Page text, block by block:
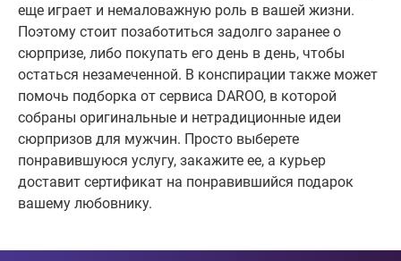
еще играет и немаловажную роль в вашей жизни.
Поэтому стоит позаботиться задолго заранее о
сюрпризе, либо покупать его день в день, чтобы
остаться незамеченной. В конспирации также может
помочь подборка от сервиса DAROO, в которой
собраны оригинальные и нетрадиционные идеи
сюрпризов для мужчин. Просто выберете
понравившуюся услугу, закажите ее, а курьер
доставит сертификат на понравившийся подарок
вашему любовнику.